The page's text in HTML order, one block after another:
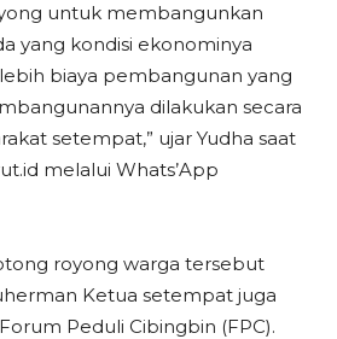
untuk membangunkan
yang kondisi ekonominya
biaya pembangunan yang
dilakukan secara
setempat,” ujar Yudha saat
melalui Whats’App
royong warga tersebut
Ketua setempat juga
Peduli Cibingbin (FPC).